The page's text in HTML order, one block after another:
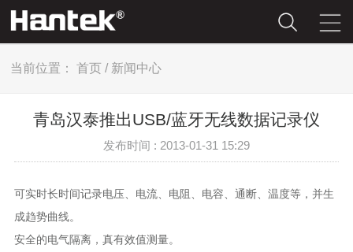
当前位置： 首页 / 新闻中心
青岛汉泰推出USB/蓝牙无线数据记录仪
发布时间 : 2013-01-31 15:29
可实时长时间记录电压、电流、电阻、电容、通断、温度等，并生
成趋势曲线。
安全的电气隔离，真有效值测量。